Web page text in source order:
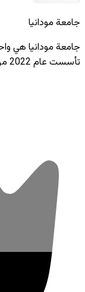
جامعة مودانيا
جامعة مودانيا هي
تأسست عام 2022 من قبل أشهر المؤسسات التعليمية في بورصة.